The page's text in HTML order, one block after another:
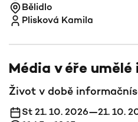
Bělidlo
Plisková Kamila
Média v éře
Život v době informační
St 21. 10. 2026—21. 10.